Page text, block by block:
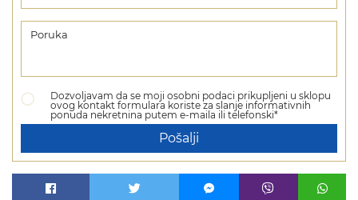
Dozvoljavam da se moji osobni podaci prikupljeni u sklopu
ovog kontakt formulara koriste za slanje informativnih
ponuda nekretnina putem e-maila ili telefonski*
Pošalji